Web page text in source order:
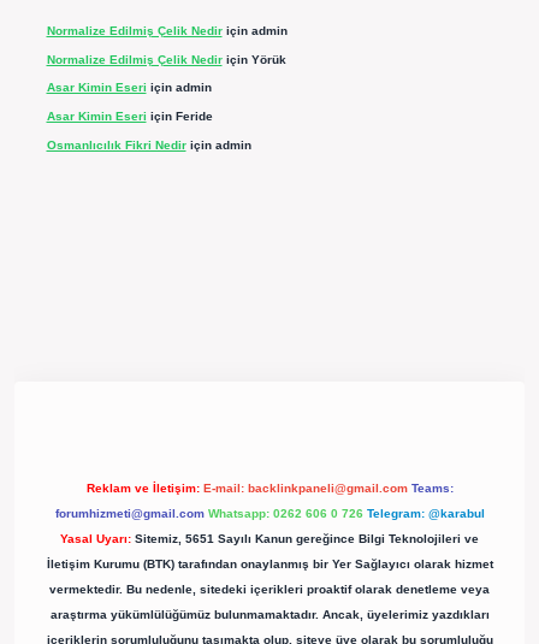
Normalize Edilmiş Çelik Nediriçin admin
Normalize Edilmiş Çelik Nediriçin Yörük
Asar Kimin Eseri için admin
Asar Kimin Eseri için Feride
Osmanlıcılık Fikri Nediriçin admin
Reklam ve İletişim: E-mail: backlinkpaneli@gmail.com Teams:
forumhizmeti@gmail.com Whatsapp: 0262 606 0 726 Telegram: @karabul
Yasal Uyarı: Sitemiz, 5651 Sayılı Kanun gereğince Bilgi Teknolojileri ve
İletişim Kurumu (BTK) tarafından onaylanmış bir Yer Sağlayıcı olarak hizmet
vermektedir. Bu nedenle, sitedeki içerikleri proaktif olarak denetleme veya
araştırma yükümlülüğümüz bulunmamaktadır. Ancak, üyelerimiz yazdıkları
içeriklerin sorumluluğunu taşımakta olup, siteye üye olarak bu sorumluluğu